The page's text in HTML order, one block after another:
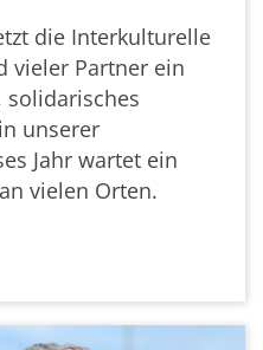
die Interkulturelle
vieler Partner ein
solidarisches
unserer
Jahr wartet ein
vielen Orten.